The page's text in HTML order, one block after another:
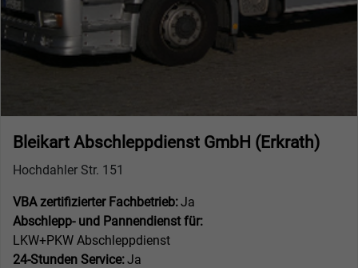
Bleikart Abschleppdienst GmbH (Erkrath)
Hochdahler Str. 151
VBA zertifizierter Fachbetrieb:Ja
Abschlepp- und Pannendienst für:
LKW+PKW Abschleppdienst
24-Stunden Service:Ja